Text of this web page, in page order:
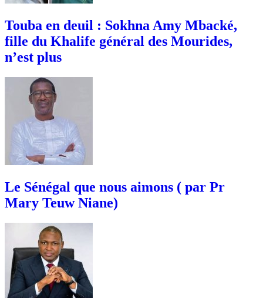
Touba en deuil : Sokhna Amy Mbacké,
fille du Khalife général des Mourides,
n’est plus
Le Sénégal que nous aimons ( par Pr
Mary Teuw Niane)